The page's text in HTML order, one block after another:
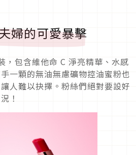
婦的可愛暴擊
，包含維他命 C 淨亮精華、水感
一顆的無油無慮礦物控油蜜粉也
人難以抉擇。粉絲們絕對要設好
！